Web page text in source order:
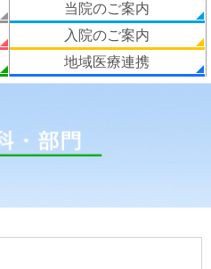
当院のご案内
入院のご案内
地域医療連携